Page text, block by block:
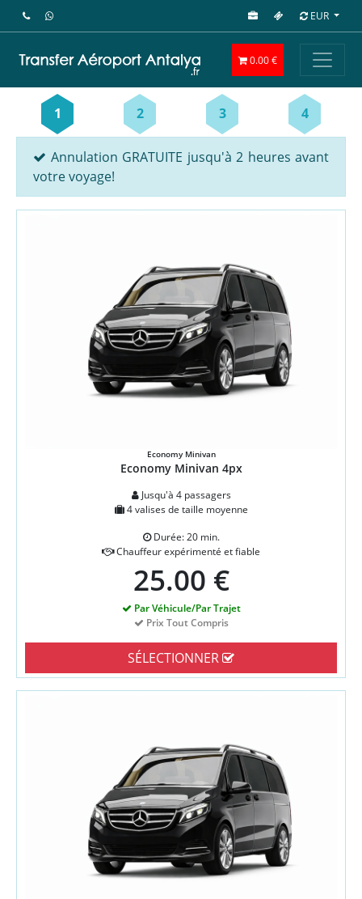
EUR
0.00 €
1 2 3 4
Annulation GRATUITE jusqu'à 2 heures avant
votre voyage!
Economy Minivan
Economy Minivan 4px
Jusqu'à 4 passagers
4 valises de taille moyenne
Durée: 20 min.
Chauffeur expérimenté et fiable
25.00 €
Par Véhicule/Par Trajet
Prix Tout Compris
SÉLECTIONNER